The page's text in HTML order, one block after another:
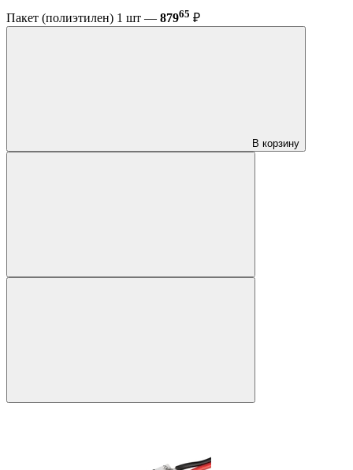
Пакет (полиэтилен) 1 шт — 87965 ₽
В корзину